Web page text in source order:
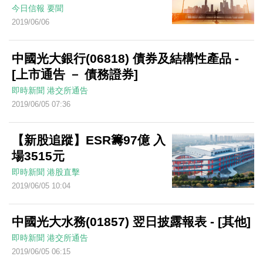
今日信報 要聞
2019/06/06
中國光大銀行(06818) 債券及結構性產品 -
[上市通告 － 債務證券]
即時新聞 港交所通告
2019/06/05 07:36
【新股追蹤】ESR籌97億 入
場3515元
即時新聞 港股直擊
2019/06/05 10:04
中國光大水務(01857) 翌日披露報表 - [其他]
即時新聞 港交所通告
2019/06/05 06:15